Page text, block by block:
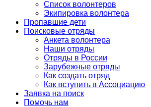
Список волонтеров
Экипировка волонтера
Пропавшие дети
Поисковые отряды
Анкета волонтера
Наши отряды
Отряды в России
Зарубежные отряды
Как создать отряд
Как вступить в Ассоциацию
Заявка на поиск
Помочь нам